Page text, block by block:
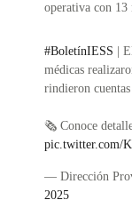
operativa con 13
#BoletínIESS |
médicas
rindieron
🗞️ Conoce
pic.twitter.com/
— Dirección
2025